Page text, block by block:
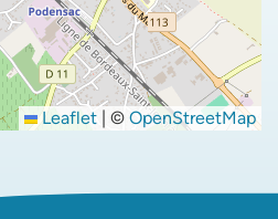
Leaflet | © OpenStreetMap